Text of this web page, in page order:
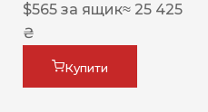
$565 за ящик≈ 25 425
₴
Купити